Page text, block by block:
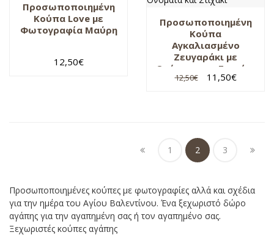
Προσωποποιημένη
Κούπα Love με
Φωτογραφία Μαύρη
12,50€
Προσωποποιημένη
Κούπα
Αγκαλιασμένο
Ζευγαράκι με
Ονόματα και Στιχάκι
12,50€ 11,50€
1 2 3
Προσωποποιημένες κούπες με φωτογραφίες αλλά και σχέδια
για την ημέρα του Αγίου Βαλεντίνου. Ένα ξεχωριστό δώρο
αγάπης για την αγαπημένη σας ή τον αγαπημένο σας.
Ξεχωριστές κούπες αγάπης